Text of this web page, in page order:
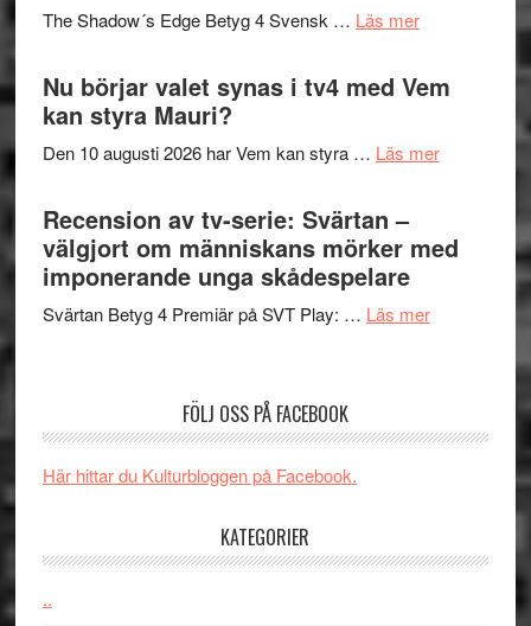
och
The Shadow´s Edge Betyg 4 Svensk … Läs merom
Shadow
Edge
och
en
storform
Nu börjar valet synas i tv4 med Vem
kan styra Mauri?
Den 10 augusti 2026 har Vem kan styra … Läs merom
valet
synas
styra
Recension av tv-serie: Svärtan –
välgjort om människans mörker med
imponerande unga skådespelare
Svärtan Betyg 4 Premiär på SVT Play: … Läs merom
människans
FÖLJ OSS PÅ FACEBOOK
Här hittar du Kulturbloggen på Facebook.
KATEGORIER
..